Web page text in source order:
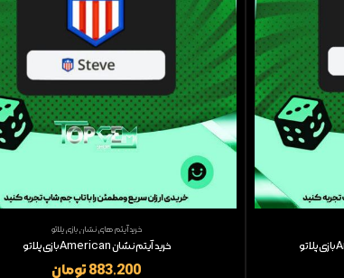
خرید آیتم های نشان بازی پلاتو
خرید آیتم نشان American بازی پلاتو
883,200 تومان